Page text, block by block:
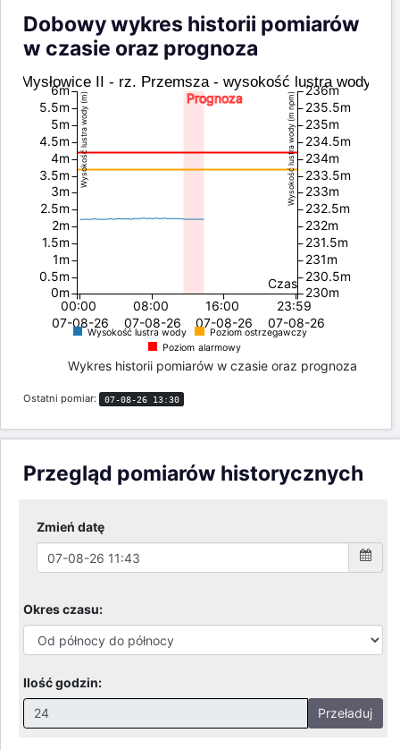
Dobowy wykres historii pomiarów
w czasie oraz prognoza
Prognoza
Czas
00:00
07-08-26
08:00
07-08-26
16:00
07-08-26
23:59
07-08-26
Wysokość lustra wody (m)
0m
0.5m
1m
1.5m
2m
2.5m
3m
3.5m
4m
4.5m
5m
5.5m
6m
Wysokość lustra wody (m npm)
230m
230.5m
231m
231.5m
232m
232.5m
233m
233.5m
234m
234.5m
235m
235.5m
236m
Wysokość lustra wody
Poziom ostrzegawczy
Poziom alarmowy
Mysłowice II - rz. Przemsza - wysokość lustra wody
Wykres historii pomiarów w czasie oraz prognoza
Ostatni pomiar: 07-08-26 13:30
Przegląd pomiarów historycznych
Zmień datę
Okres czasu:
Ilość godzin:
Przeładuj